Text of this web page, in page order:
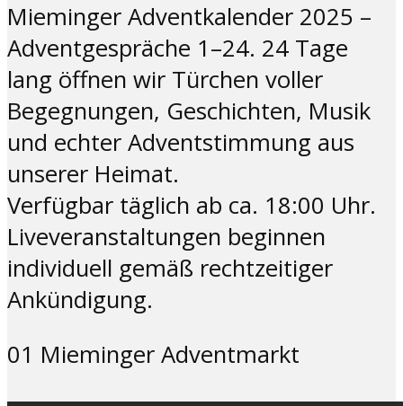
Mieminger Adventkalender 2025 –
Adventgespräche 1–24. 24 Tage
lang öffnen wir Türchen voller
Begegnungen, Geschichten, Musik
und echter Adventstimmung aus
unserer Heimat.
Verfügbar täglich ab ca. 18:00 Uhr.
Liveveranstaltungen beginnen
individuell gemäß rechtzeitiger
Ankündigung.
01 Mieminger Adventmarkt